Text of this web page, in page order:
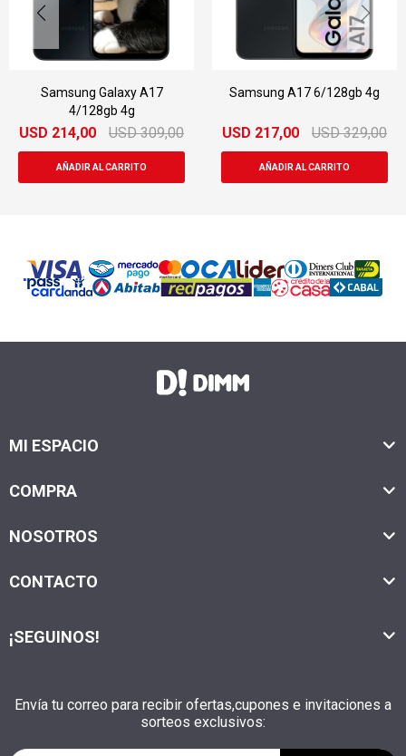
Samsung Galaxy A17
4/128gb 4g
USD 214,00 USD 309,00
Samsung A17 6/128gb 4g
USD 217,00 USD 329,00
MI ESPACIO
COMPRA
NOSOTROS
CONTACTO
Envía tu correo para recibir ofertas,cupones e invitaciones a
sorteos exclusivos:
¡SEGUINOS!